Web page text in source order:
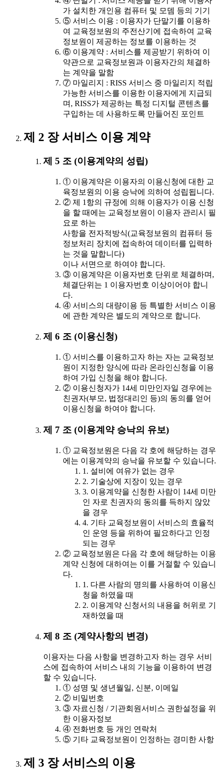
가 설치한 개인용 컴퓨터 및 모뎀 등의 기기
⑤ 서비스 이용 : 이용자가 단말기를 이용하
여 교육정보원의 주전산기에 접속하여 교육
정보원이 제공하는 정보를 이용하는 것
⑥ 이용계약 : 서비스를 제공받기 위하여 이
약관으로 교육정보원과 이용자간의 체결하
는 계약을 말함
⑦ 마일리지 : RISS 서비스 중 마일리지 적립
가능한 서비스를 이용한 이용자에게 지급되
며, RISS가 제공하는 특정 디지털 콘텐츠를
구입하는 데 사용하도록 만들어진 포인트
제 2 장 서비스 이용 계약
제 5 조 (이용계약의 성립)
① 이용계약은 이용자의 이용신청에 대한 교
육정보원의 이용 승낙에 의하여 성립됩니다.
② 제 1항의 규정에 의해 이용자가 이용 신청
을 할 때에는 교육정보원이 이용자 관리시 필
요로 하는
사항을 전자적방식(교육정보원의 컴퓨터 등
정보처리 장치에 접속하여 데이터를 입력하
는 것을 말합니다)
이나 서면으로 하여야 합니다.
③ 이용계약은 이용자번호 단위로 체결하며,
체결단위는 1 이용자번호 이상이어야 합니
다.
④ 서비스의 대량이용 등 특별한 서비스 이용
에 관한 계약은 별도의 계약으로 합니다.
제 6 조 (이용신청)
① 서비스를 이용하고자 하는 자는 교육정보
원이 지정한 양식에 따라 온라인신청을 이용
하여 가입 신청을 해야 합니다.
② 이용신청자가 14세 미만인자일 경우에는
친권자(부모, 법정대리인 등)의 동의를 얻어
이용신청을 하여야 합니다.
제 7 조 (이용계약 승낙의 유보)
① 교육정보원은 다음 각 호에 해당하는 경우
에는 이용계약의 승낙을 유보할 수 있습니다.
1. 설비에 여유가 없는 경우
2. 기술상에 지장이 있는 경우
3. 이용계약을 신청한 사람이 14세 미만
인 자로 친권자의 동의를 득하지 않았
을 경우
4. 기타 교육정보원이 서비스의 효율적
인 운영 등을 위하여 필요하다고 인정
되는 경우
② 교육정보원은 다음 각 호에 해당하는 이용
계약 신청에 대하여는 이를 거절할 수 있습니
다.
1. 다른 사람의 명의를 사용하여 이용신
청을 하였을 때
2. 이용계약 신청서의 내용을 허위로 기
재하였을 때
제 8 조 (계약사항의 변경)
이용자는 다음 사항을 변경하고자 하는 경우 서비
스에 접속하여 서비스 내의 기능을 이용하여 변경
할 수 있습니다.
① 성명 및 생년월일, 신분, 이메일
② 비밀번호
③ 자료신청 / 기관회원서비스 권한설정을 위
한 이용자정보
④ 전화번호 등 개인 연락처
⑤ 기타 교육정보원이 인정하는 경미한 사항
제 3 장 서비스의 이용